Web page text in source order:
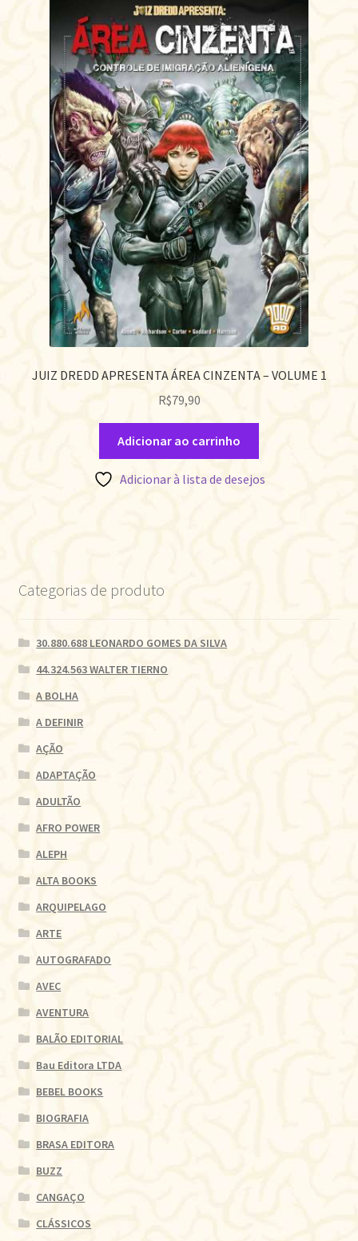
JUIZ DREDD APRESENTA ÁREA CINZENTA – VOLUME 1
R$79,90
Adicionar ao carrinho
Adicionar à lista de desejos
Categorias de produto
30.880.688 LEONARDO GOMES DA SILVA
44.324.563 WALTER TIERNO
A BOLHA
A DEFINIR
AÇÃO
ADAPTAÇÃO
ADULTÃO
AFRO POWER
ALEPH
ALTA BOOKS
ARQUIPELAGO
ARTE
AUTOGRAFADO
AVEC
AVENTURA
BALÃO EDITORIAL
Bau Editora LTDA
BEBEL BOOKS
BIOGRAFIA
BRASA EDITORA
BUZZ
CANGAÇO
CLÁSSICOS